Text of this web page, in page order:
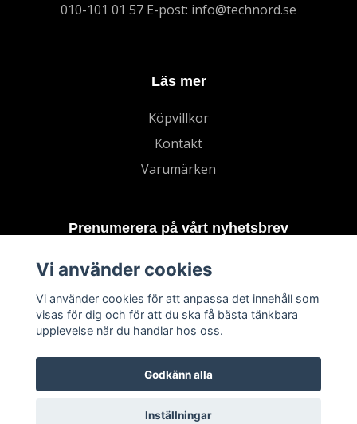
010-101 01 57 E-post: info@technord.se
Läs mer
Köpvillkor
Kontakt
Varumärken
Prenumerera på vårt nyhetsbrev
Vi använder cookies
Vi använder cookies för att anpassa det innehåll som
visas för dig och för att du ska få bästa tänkbara
upplevelse när du handlar hos oss.
Godkänn alla
Inställningar